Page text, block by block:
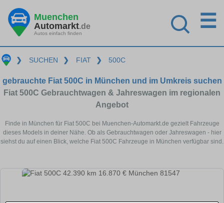
Muenchen
Automarkt.de
Autos einfach finden
☰
❯ SUCHEN ❯ FIAT ❯ 500C
gebrauchte Fiat 500C in München und im Umkreis suchen
Fiat 500C Gebrauchtwagen & Jahreswagen im regionalen
Angebot
Finde in München für Fiat 500C bei Muenchen-Automarkt.de gezielt Fahrzeuge
dieses Models in deiner Nähe. Ob als Gebrauchtwagen oder Jahreswagen - hier
siehst du auf einen Blick, welche Fiat 500C Fahrzeuge in München verfügbar sind.